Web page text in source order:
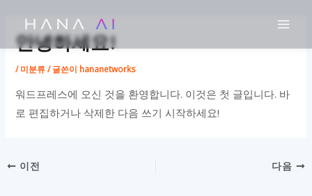
츠 안녕하세요!
/미분류/ 글쓴이 hananetworks
워드프레스에 오신 것을 환영합니다. 이것은 첫 글입니다. 바
로 편집하거나 삭제한 다음 쓰기 시작하세요!
이전 다음